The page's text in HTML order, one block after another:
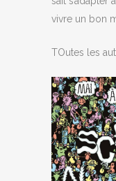
vivre un bon
TOutes les